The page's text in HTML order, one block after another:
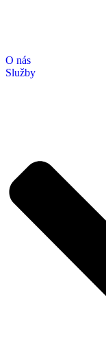
O nás
Služby